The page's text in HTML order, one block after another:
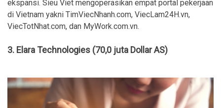
ekspansi. Sieu Viet mengoperasikan empat portal pekerjaan
di Vietnam yakni TimViecNhanh.com, ViecLam24H.vn,
ViecTotNhat.com, dan MyWork.com.vn.
3. Elara Technologies (70,0 juta Dollar AS)